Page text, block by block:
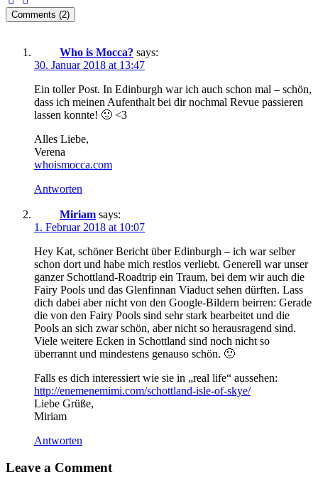
Comments (2)
Who is Mocca? says:
30. Januar 2018 at 13:47
Ein toller Post. In Edinburgh war ich auch schon mal – schön,
dass ich meinen Aufenthalt bei dir nochmal Revue passieren
lassen konnte! 🙂 <3
Alles Liebe,
Verena
whoismocca.com
Antworten
Miriam says:
1. Februar 2018 at 10:07
Hey Kat, schöner Bericht über Edinburgh – ich war selber
schon dort und habe mich restlos verliebt. Generell war unser
ganzer Schottland-Roadtrip ein Traum, bei dem wir auch die
Fairy Pools und das Glenfinnan Viaduct sehen dürften. Lass
dich dabei aber nicht von den Google-Bildern beirren: Gerade
die von den Fairy Pools sind sehr stark bearbeitet und die
Pools an sich zwar schön, aber nicht so herausragend sind.
Viele weitere Ecken in Schottland sind noch nicht so
überrannt und mindestens genauso schön. 🙂
Falls es dich interessiert wie sie in „real life“ aussehen:
http://enemenemimi.com/schottland-isle-of-skye/
Liebe Grüße,
Miriam
Antworten
Leave a Comment